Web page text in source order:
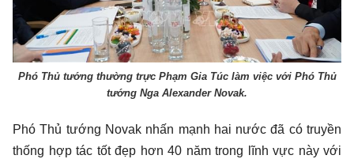
Phó Thủ tướng thường trực Phạm Gia Túc làm việc với Phó Thủ
tướng Nga Alexander Novak.
Phó Thủ tướng Novak nhấn mạnh hai nước đã có truyền
thống hợp tác tốt đẹp hơn 40 năm trong lĩnh vực này với